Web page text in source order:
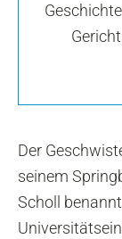
Der
seinem
Scholl